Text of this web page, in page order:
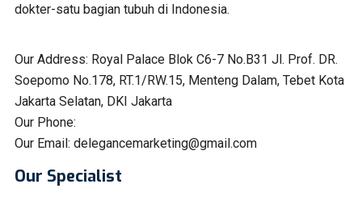
dokter-satu bagian tubuh di Indonesia.
Our Address: Royal Palace Blok C6-7 No.B31 Jl. Prof. DR.
Soepomo No.178, RT.1/RW.15, Menteng Dalam, Tebet Kota
Jakarta Selatan, DKI Jakarta
Our Phone:
Our Email: delegancemarketing@gmail.com
Our Specialist